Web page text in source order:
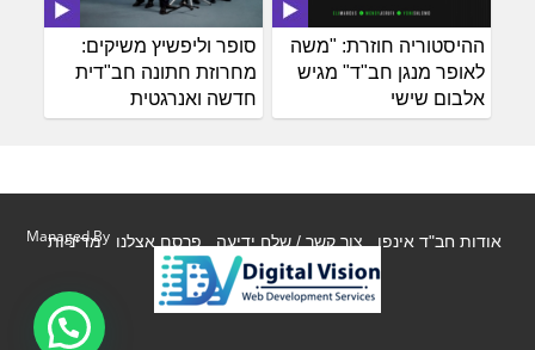
סופר וליפשיץ משיקים:
מחרוזת חתונה חב"דית
חדשה ואנרגטית
ההיסטוריה חוזרת: "משה
לאופר מנגן חב"ד" מגיש
אלבום שישי
אודות חב"ד אינפו צור קשר / שלח ידיעה פרסם אצלנו מדיניות
Managed By